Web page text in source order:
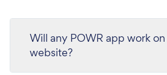
Will any POWR app work
website?